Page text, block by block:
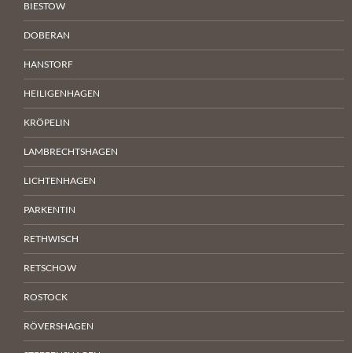
BIESTOW
DOBERAN
HANSTORF
HEILIGENHAGEN
KRÖPELIN
LAMBRECHTSHAGEN
LICHTENHAGEN
PARKENTIN
RETHWISCH
RETSCHOW
ROSTOCK
RÖVERSHAGEN